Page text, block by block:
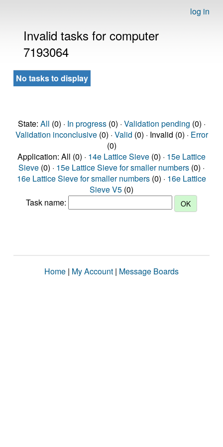
log in
Invalid tasks for computer
7193064
No tasks to display
State: All (0) · In progress(0) · Validation pending (0) ·
Validation inconclusive(0) · Valid (0) · Invalid (0) · Error
(0)
Application: All (0) · 14e Lattice Sieve (0) · 15e Lattice
Sieve (0) · 15e Lattice Sieve for smaller numbers (0) ·
16e Lattice Sieve for smaller numbers (0) · 16e Lattice
Sieve V5 (0)
Task name:
Home | My Account | Message Boards